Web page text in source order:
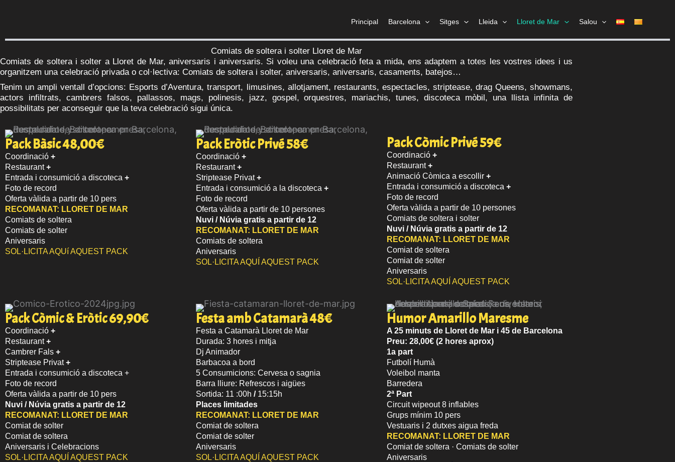
Principal Barcelona Sitges Lleida Lloret de Mar Salou
Comiats de soltera i solter Lloret de Mar
Comiats de soltera i solter a Lloret de Mar, aniversaris i aniversaris. Si voleu una celebració feta a mida, ens adaptem a totes les vostres idees i us
organitzem una celebració privada o col·lectiva: Comiats de soltera i solter, aniversaris, aniversaris, casaments, batejos…
Tenim un ampli ventall d’opcions: Esports d’Aventura, transport, limusines, allotjament, restaurants, espectacles, striptease, drag Queens, showmans,
actors infiltrats, cambrers falsos, pallassos, mags, polinesis, jazz, gospel, orquestres, mariachis, tunes, discoteca mòbil, una llista infinita de
possibilitats per aconseguir que la teva celebració sigui única.
Pack Bàsic 48,00€
Coordinació +
Restaurant+
Entrada i consumició a discoteca +
Foto de record
Oferta vàlida a partir de 10 pers
RECOMANAT: LLORET DE MAR
Comiats de soltera
Comiats de solter
Aniversaris
SOL·LICITA AQUí AQUEST PACK
Pack Eròtic Privé 58€
Coordinació +
Restaurant+
Striptease Privat+
Entrada i consumició a la discoteca +
Foto de record
Oferta vàlida a partir de 10 persones
Nuvi / Núvia gratis a partir de 12
RECOMANAT: LLORET DE MAR
Comiats de soltera
Aniversaris
SOL·LICITA AQUÍ AQUEST PACK
Pack Còmic Privé 59€
Coordinació +
Restaurant+
Animació Còmica a escollir +
Entrada i consumició a discoteca +
Foto de record
Oferta vàlida a partir de 10 persones
Comiats de soltera i solter
Nuvi / Núviagratis a partir de 12
RECOMANAT: LLORET DE MAR
Comiat de soltera
Comiat de solter
Aniversaris
SOL·LICITA AQUÍ AQUEST PACK
Pack Còmic & Eròtic 69,90€
Coordinació +
Restaurant+
Cambrer Fals +
Striptease Privat+
Entrada i consumició a discoteca +
Foto de record
Oferta vàlida a partir de 10 pers
Nuvi / Núvia gratis a partir de 12
RECOMANAT: LLORET DE MAR
Comiat de solter
Comiat de soltera
Aniversaris i Celebracions
SOL·LICITA AQUÍ AQUEST PACK
Festa amb Catamarà 48€​
Festa a Catamarà Lloret de Mar
Durada: 3 hores i mitja
Dj Animador
Barbacoa a bord
5 Consumicions: Cervesa o sagnia
Barra lliure: Refrescos i aigües
Sortida: 11 :00h / 15:15h
Places limitades
RECOMANAT: LLORET DE MAR
Comiat de soltera
Comiat de solter
Aniversaris
SOL·LICITA AQUÍ AQUEST PACK
Humor Amarillo Maresme
A 25 minuts de Lloret de Mar i 45 de Barcelona
Preu: 28,00€ (2 hores aprox)
1a part
Futbolí Humà
Voleibol manta
Barredera
2ª Part
Circuit wipeout 8 inflables
Grups mínim 10 pers
Vestuaris i 2 dutxes aigua freda
RECOMANAT: LLORET DE MAR
Comiat de soltera · Comiats de solter
Aniversaris